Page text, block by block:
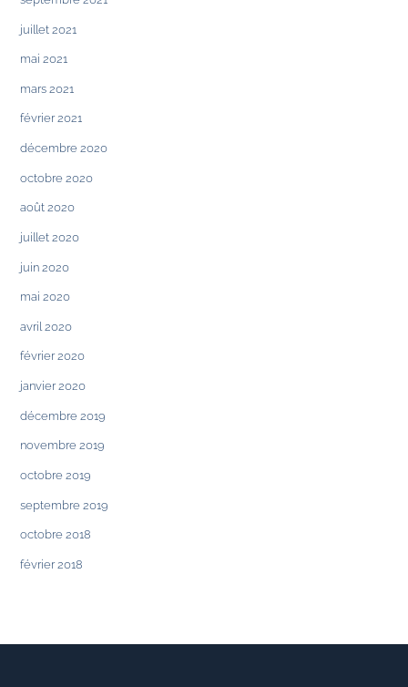
juillet 2021
mai 2021
mars 2021
février 2021
décembre 2020
octobre 2020
août 2020
juillet 2020
juin 2020
mai 2020
avril 2020
février 2020
janvier 2020
décembre 2019
novembre 2019
octobre 2019
septembre 2019
octobre 2018
février 2018